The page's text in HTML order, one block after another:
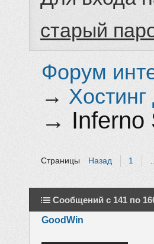
старый
Форум
→
→ Inferno
Страницы Назад 1
Сообщений с 141 по
GoodWin